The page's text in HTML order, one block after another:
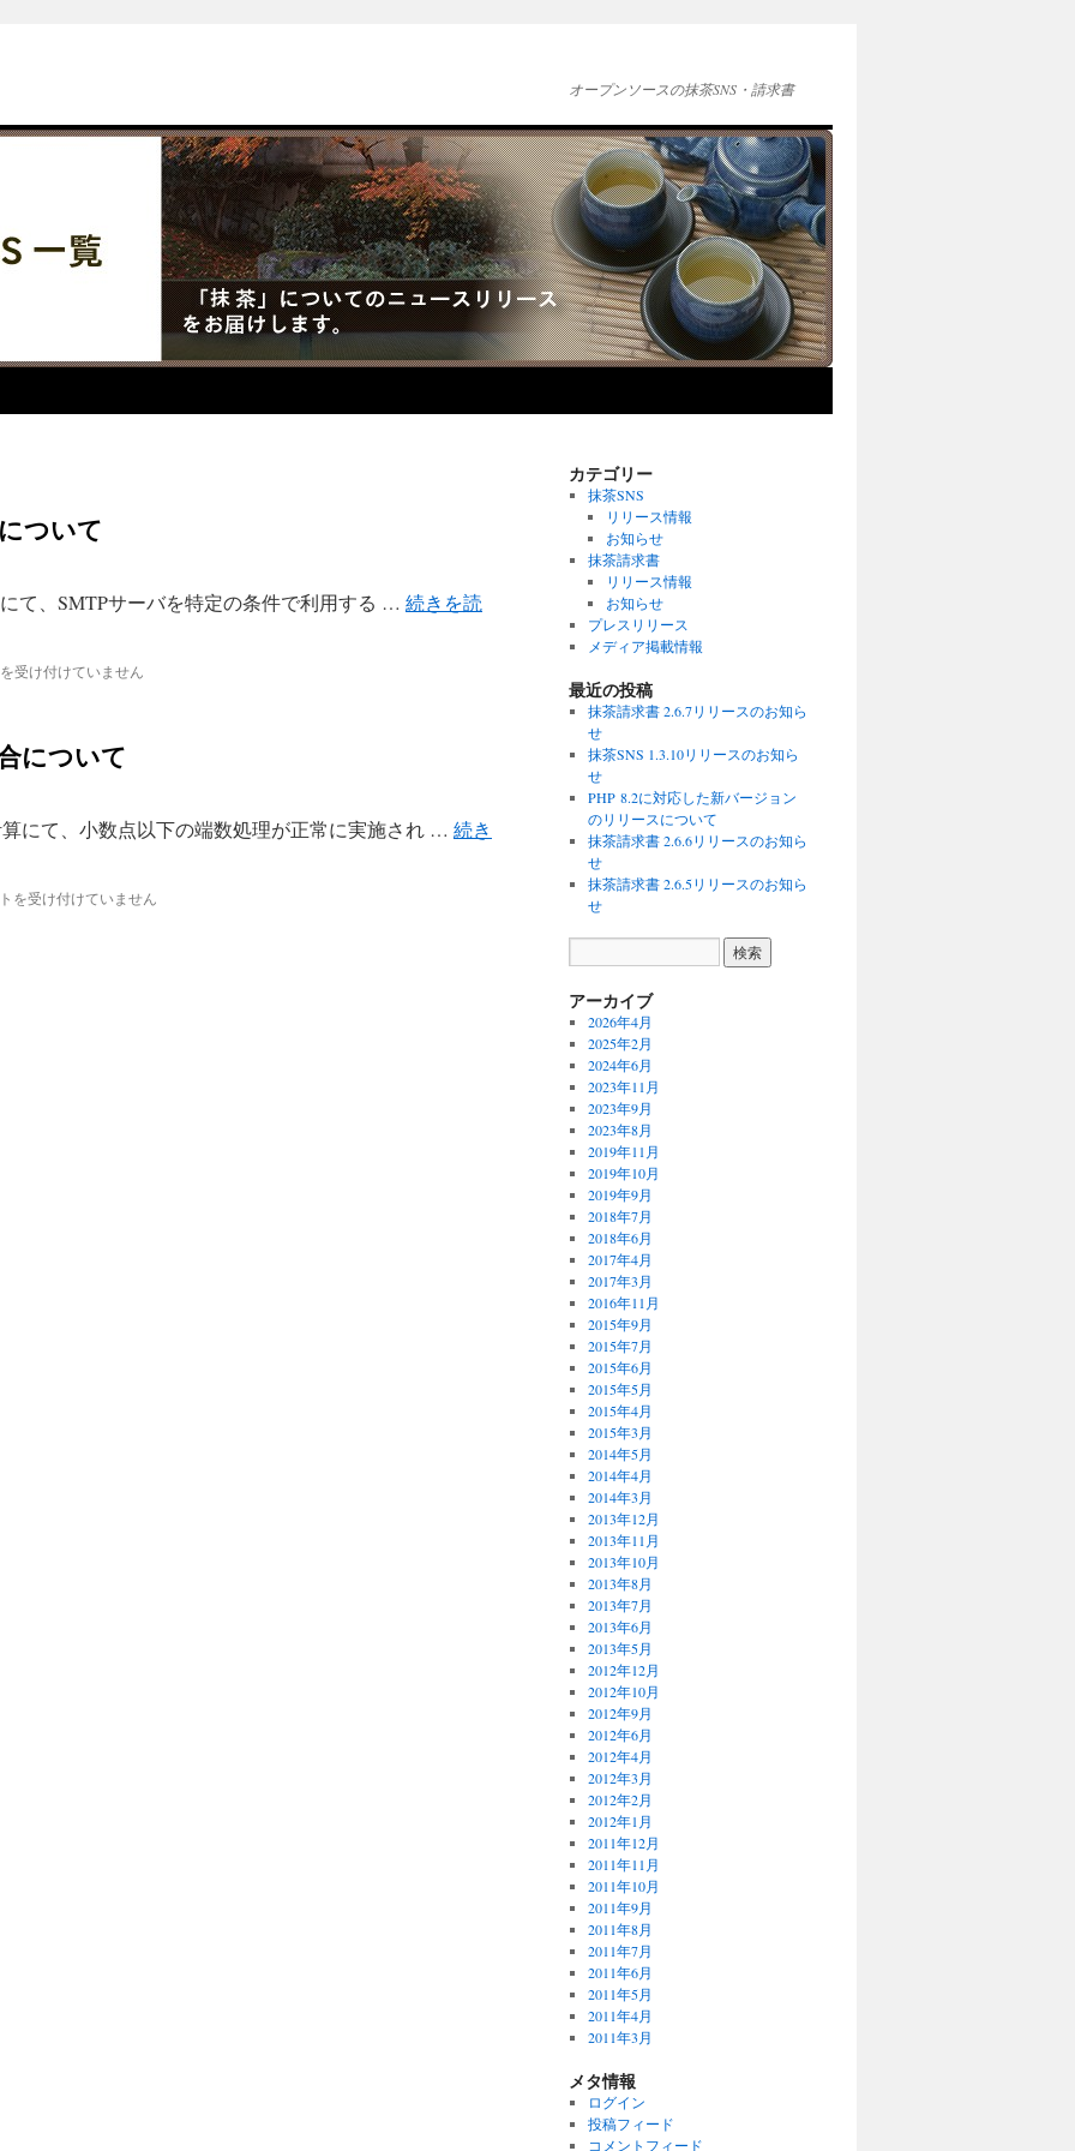
オープンソースの抹茶SNS・請求書
ついて
にて、SMTPサーバを特定の条件で利用する … 続きを読
受け付けていません
について
算にて、小数点以下の端数処理が正常に実施され … 続き
を受け付けていません
カテゴリー
抹茶SNS
リリース情報
お知らせ
抹茶請求書
リリース情報
お知らせ
プレスリリース
メディア掲載情報
最近の投稿
抹茶請求書 2.6.7リリースのお知ら
せ
抹茶SNS 1.3.10リリースのお知ら
せ
PHP 8.2に対応した新バージョン
のリリースについて
抹茶請求書 2.6.6リリースのお知ら
せ
抹茶請求書 2.6.5リリースのお知ら
せ
アーカイブ
2026年4月
2025年2月
2024年6月
2023年11月
2023年9月
2023年8月
2019年11月
2019年10月
2019年9月
2018年7月
2018年6月
2017年4月
2017年3月
2016年11月
2015年9月
2015年7月
2015年6月
2015年5月
2015年4月
2015年3月
2014年5月
2014年4月
2014年3月
2013年12月
2013年11月
2013年10月
2013年8月
2013年7月
2013年6月
2013年5月
2012年12月
2012年10月
2012年9月
2012年6月
2012年4月
2012年3月
2012年2月
2012年1月
2011年12月
2011年11月
2011年10月
2011年9月
2011年8月
2011年7月
2011年6月
2011年5月
2011年4月
2011年3月
メタ情報
ログイン
投稿フィード
コメントフィード